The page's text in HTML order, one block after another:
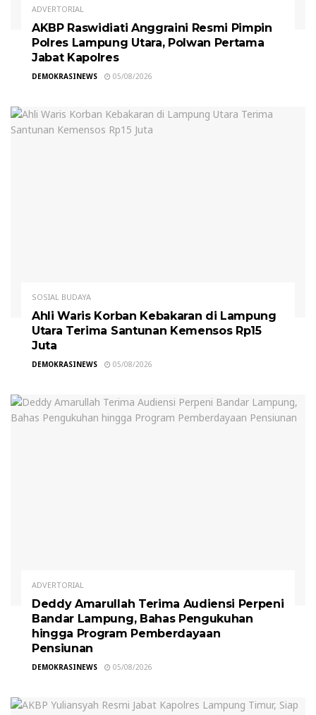
ADVERTORIAL
AKBP Raswidiati Anggraini Resmi Pimpin
Polres Lampung Utara, Polwan Pertama
Jabat Kapolres
DEMOKRASINEWS 05/08/2026
SOSIAL BUDAYA
Ahli Waris Korban Kebakaran di Lampung
Utara Terima Santunan Kemensos Rp15
Juta
DEMOKRASINEWS 05/08/2026
ADVERTORIAL
Deddy Amarullah Terima Audiensi Perpeni
Bandar Lampung, Bahas Pengukuhan
hingga Program Pemberdayaan
Pensiunan
DEMOKRASINEWS 05/08/2026